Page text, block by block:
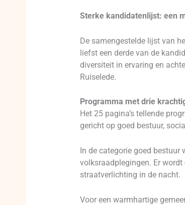
Sterke kandidatenlijst: een
De samengestelde lijst van
liefst een derde van de
diversiteit in ervaring en
Ruiselede.
Programma met drie
Het 25 pagina’s tellende
gericht op goed bestuur,
In de categorie goed
volksraadplegingen. Er
straatverlichting in de nacht.
Voor een warmhartige